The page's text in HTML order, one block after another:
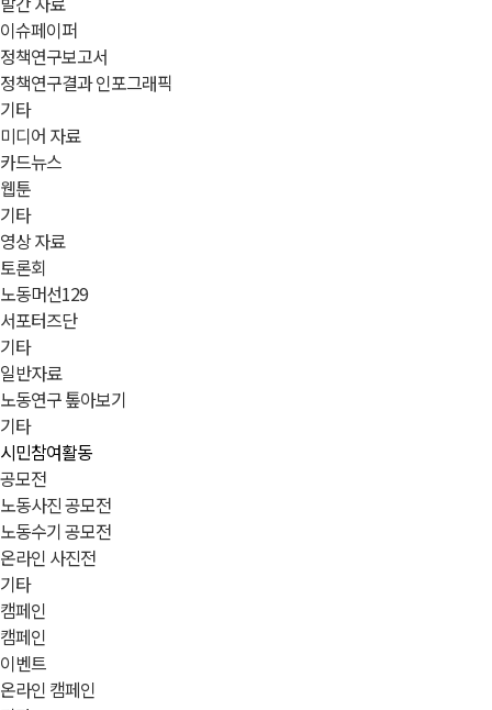
이슈페이퍼
정책연구보고서
정책연구결과 인포그래픽
기타
미디어 자료
카드뉴스
웹툰
기타
영상 자료
토론회
노동머선129
서포터즈단
기타
일반자료
노동연구 톺아보기
기타
시민참여활동
공모전
노동사진 공모전
노동수기 공모전
온라인 사진전
기타
캠페인
캠페인
이벤트
온라인 캠페인